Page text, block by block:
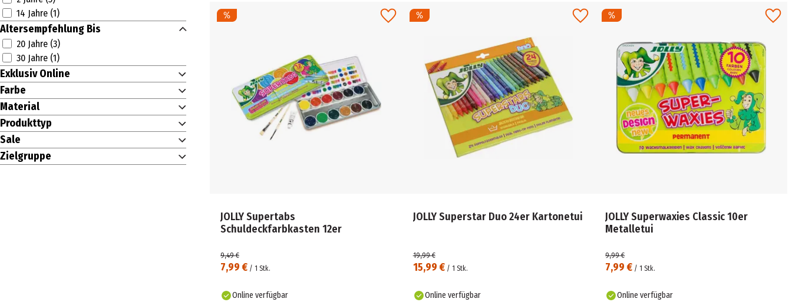
LAMY (80)
LÄUFER (1)
LEYKAM (2)
MAPED (4)
monogram (1)
MÜLLER (1)
ONLINE (84)
paperzone (7)
PARKER (1)
PELIKAN (69)
PENAC (10)
PENTEL (1)
14 Jahre (1)
Altersempfehlung Bis
20 Jahre (3)
30 Jahre (1)
Exklusiv Online
Farbe
Material
Produkttyp
Sale
Zielgruppe
JOLLY Supertabs
Schuldeckfarbkasten 12er
7,99 € / 1 Stk.
9,49 €
Online verfügbar
JOLLY Superstar Duo 24er Kartonetui
15,99 €/ 1 Stk.
19,99 €
Online verfügbar
JOLLY Superwaxies Classic 10er
Metalletui
7,99 € / 1 Stk.
9,99 €
Online verfügbar